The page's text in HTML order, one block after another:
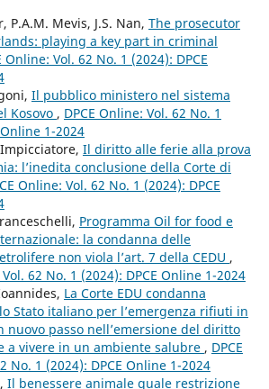
P.A.M. Mevis, J.S. Nan, The prosecutor
playing a key part in criminal
Online: Vol. 62 No. 1 (2024): DPCE
Il pubblico ministero nel sistema
Kosovo , DPCE Online: Vol. 62 No. 1
1-2024
Il diritto alle ferie alla prova
l’inedita conclusione della Corte di
Online: Vol. 62 No. 1 (2024): DPCE
Programma Oil for food e
la condanna delle
non viola l’art. 7 della CEDU ,
62 No. 1 (2024): DPCE Online 1-2024
La Corte EDU condanna
Stato italiano per l’emergenza rifiuti in
nuovo passo nell’emersione del diritto
a vivere in un ambiente salubre , DPCE
No. 1 (2024): DPCE Online 1-2024
Il benessere animale quale restrizione